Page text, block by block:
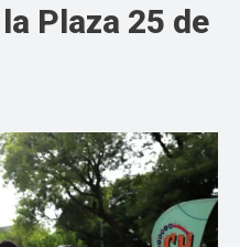
Plaza 25 de